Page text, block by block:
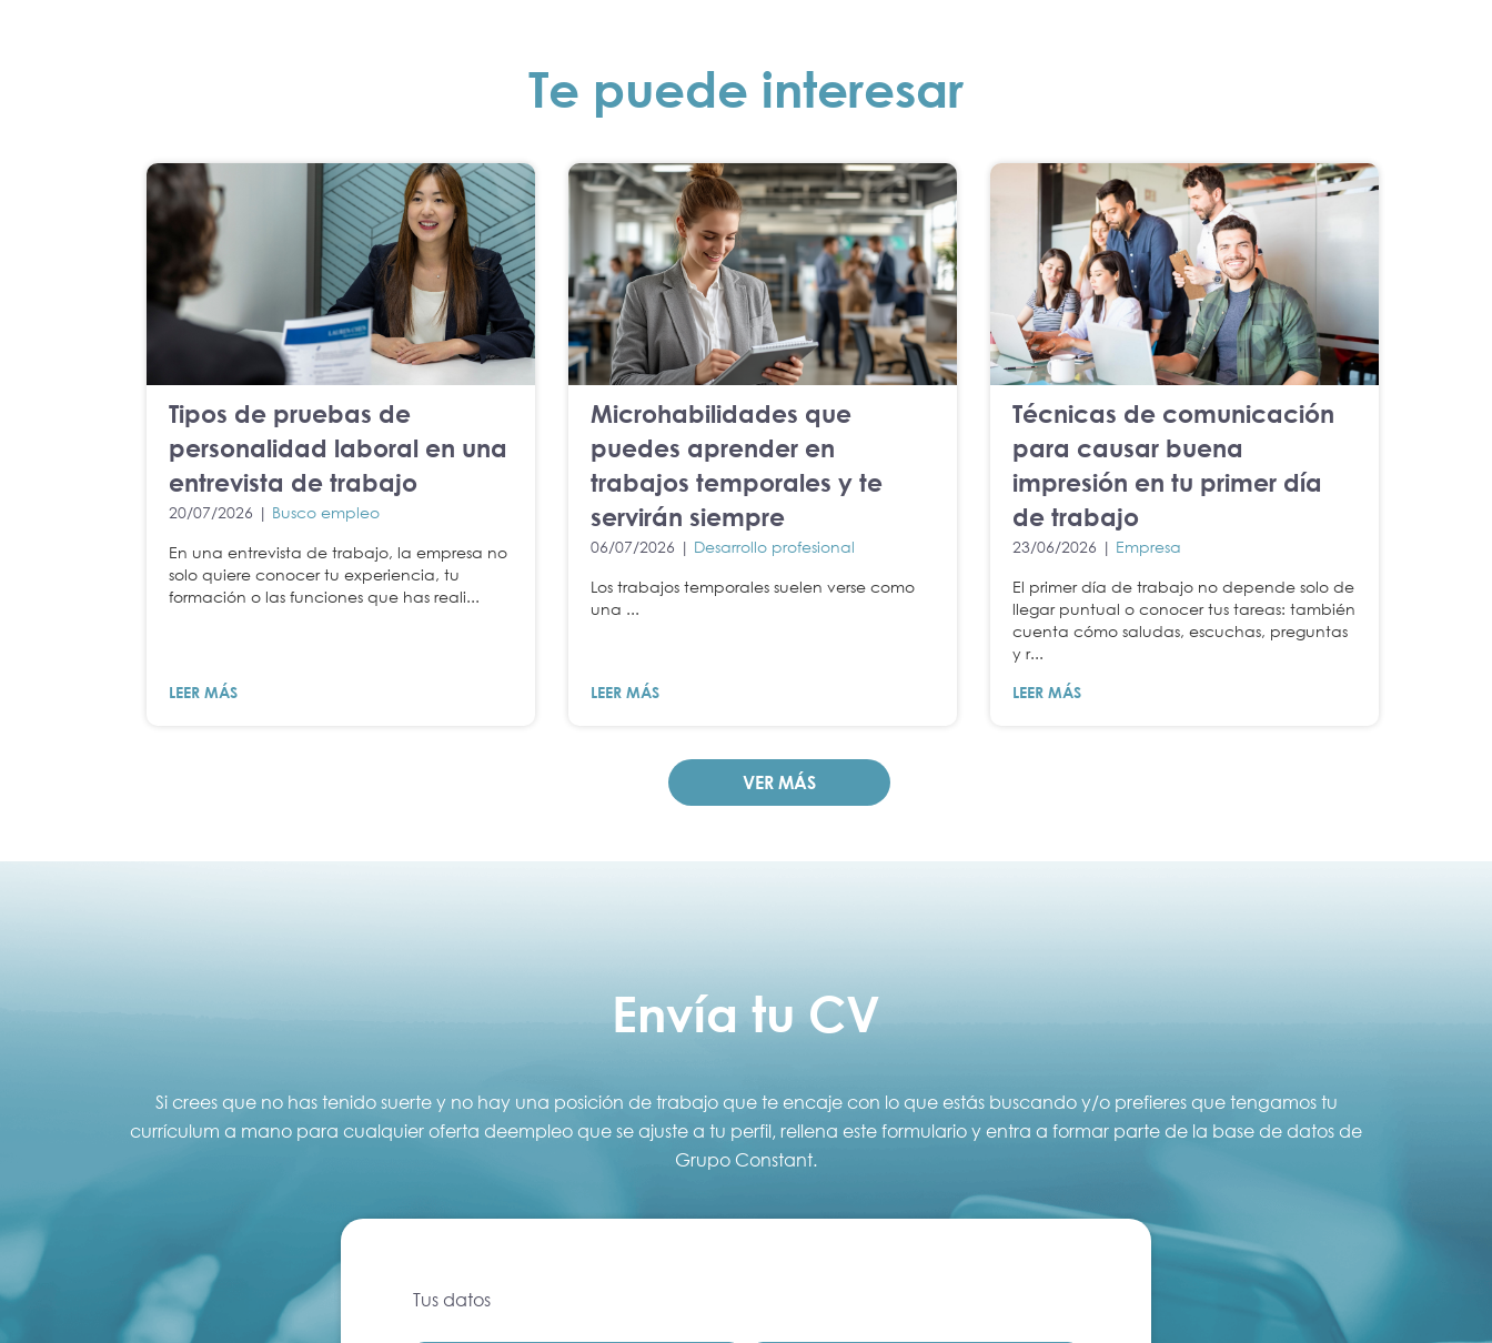
Te puede interesar
Tipos de pruebas de
personalidad laboral en una
entrevista de trabajo
20/07/2026 | Busco empleo
En una entrevista de trabajo, la empresa no
solo quiere conocer tu experiencia, tu
formación o las funciones que has reali...
LEER MÁS
Microhabilidades que
puedes aprender en
trabajos temporales y te
servirán siempre
06/07/2026 | Desarrollo profesional
Los trabajos temporales suelen verse como
una ...
LEER MÁS
Técnicas de comunicación
para causar buena
impresión en tu primer día
de trabajo
23/06/2026 | Empresa
El primer día de trabajo no depende solo de
llegar puntual o conocer tus tareas: también
cuenta cómo saludas, escuchas, preguntas
y r...
LEER MÁS
VER MÁS
Envía tu CV
Si crees que no has tenido suerte y no hay una posición de trabajo que te encaje con lo que estás buscando y/o prefieres que tengamos tu
currículum a mano para cualquier oferta deempleo que se ajuste a tu perfil, rellena este formulario y entra a formar parte de la base de datos de
Grupo Constant.
Tus datos